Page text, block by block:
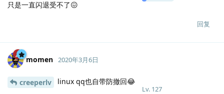
只是一直闪退受不了😖
回复
momen
Lv. 127
2020年3月6日
creeperlv linux qq也自带防撤回😂